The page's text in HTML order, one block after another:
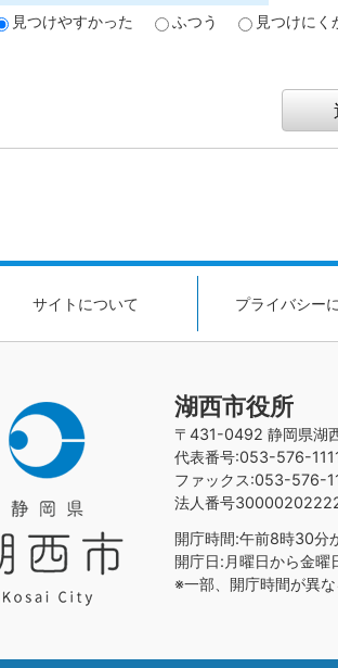
見つけやすかった
ふつう 見つけにく
サイトについて プライバシー
湖西市役所
〒431-0492 静岡県湖
代表番号:053-576-
ファックス:053-576-
法人番号
開庁時間:午前8時30分
開庁日:月曜日から金曜
※一部、開庁時間が異な